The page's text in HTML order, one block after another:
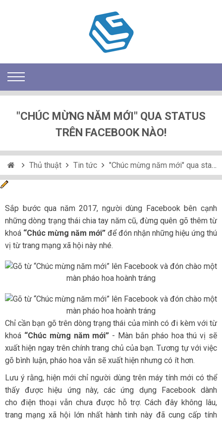
"CHÚC MỪNG NĂM MỚI" QUA STATUS
TRÊN FACEBOOK NÀO!
Thủ thuật Tin tức "Chúc mừng năm mới" qua status trên Facebook nào!
Sắp bước qua năm 2017, người dùng Facebook bên cạnh
những dòng trạng thái chia tay năm cũ, đừng quên gõ thêm từ
khoá “Chúc mừng năm mới” để đón nhận những hiệu ứng thú
vị từ trang mạng xã hội này nhé.
Chỉ cần bạn gõ trên dòng trạng thái của mình có đi kèm với từ
khoá “Chúc mừng năm mới” - Màn bắn pháo hoa thú vị sẽ
xuất hiện ngay trên chính trang chủ của bạn. Tương tự với việc
gõ bình luận, pháo hoa vẫn sẽ xuất hiện nhưng có ít hơn.
Lưu ý rằng, hiện mới chỉ người dùng trên máy tính mới có thể
thấy được hiệu ứng này, các ứng dụng Facebook dành
cho điện thoại vẫn chưa được hỗ trợ. Cách đây không lâu,
trang mạng xã hội lớn nhất hành tinh này đã cung cấp tính